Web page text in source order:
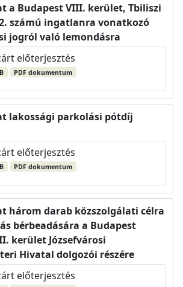
a Budapest VIII. kerület, Tbiliszi
számú ingatlanra vonatkozó
jogról való lemondásra
előterjesztés
PDF dokumentum
lakossági parkolási pótdíj
előterjesztés
PDF dokumentum
három darab közszolgálati célra
bérbeadására a Budapest
kerület Józsefvárosi
Hivatal dolgozói részére
előterjesztés